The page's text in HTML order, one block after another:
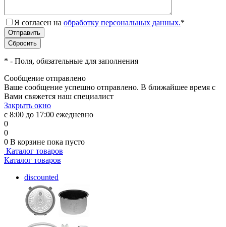
Я согласен на обработку персональных данных.*
* - Поля, обязательные для заполнения
Сообщение отправлено
Ваше сообщение успешно отправлено. В ближайшее время с
Вами свяжется наш специалист
Закрыть окно
с 8:00 до 17:00 ежедневно
0
0
0 В корзине пока пусто
Каталог товаров
Каталог товаров
discounted